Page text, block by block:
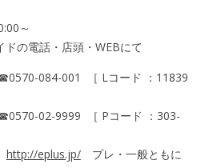
～
の電話・店頭・WEBにて
☎︎0570-084-001 ［ Lコード ：11839
02-9999 ［ Pコード ：303-
http://eplus.jp/プレ・一般ともに